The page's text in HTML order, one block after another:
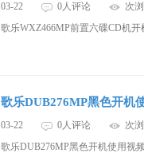
03-22 0人评论
次
歌乐WXZ466MP前置六碟CD机开
歌乐DUB276MP黑色开机
03-22 0人评论
次
歌乐DUB276MP黑色开机使用视